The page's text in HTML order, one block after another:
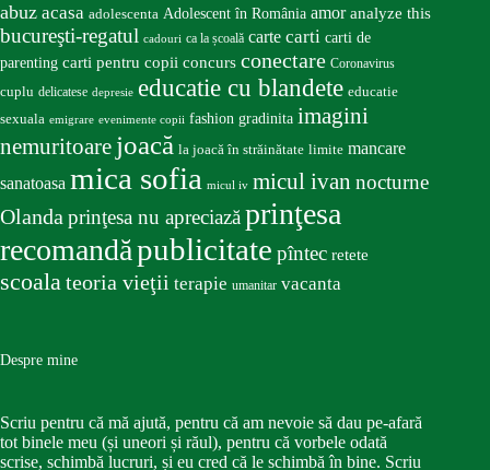
abuz acasa adolescenta Adolescent în România amor analyze this
bucureşti-regatul cadouri ca la școală carte carti carti de
parenting carti pentru copii concurs conectare Coronavirus
cuplu delicatese depresie educatie cu blandete educatie
sexuala emigrare evenimente copii fashion gradinita imagini
nemuritoare joacă la joacă în străinătate limite mancare
sanatoasa mica sofia micul iv micul ivan nocturne
Olandaprinţesa nu apreciazăprinţesa
recomandăpublicitate pîntec retete
scoalateoria vieţii terapie umanitar vacanta
Despre mine
Scriu pentru că mă ajută, pentru că am nevoie să dau pe-afară
tot binele meu (și uneori și răul), pentru că vorbele odată
scrise, schimbă lucruri, și eu cred că le schimbă în bine. Scriu